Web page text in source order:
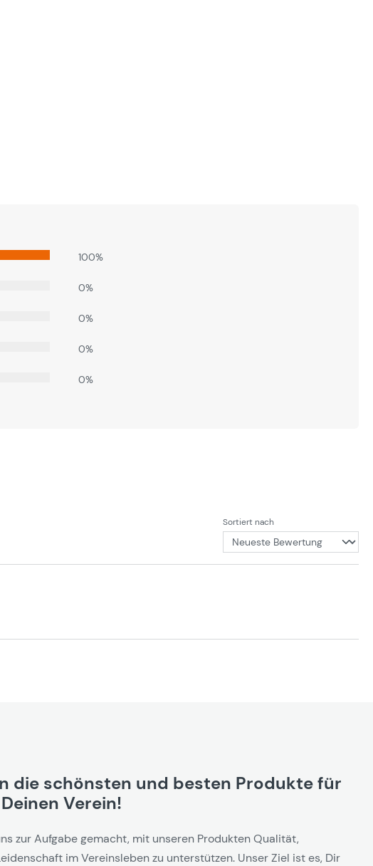
100%
0%
0%
0%
0%
Sortiert nach
die schönsten und besten Produkte für
Verein!
zur Aufgabe gemacht, mit unseren Produkten Qualität,
im Vereinsleben zu unterstützen. Unser Ziel ist es, Dir